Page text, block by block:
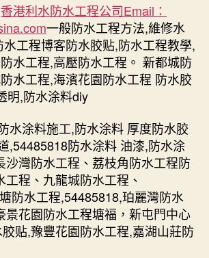
香港利水防水工程公司Email：
一般防水工程方法,維修水
工程博客防水胶贴,防水工程教學,
水工程,高壓防水工程。 新都城防
水工程,海濱花園防水工程 防水胶
明,防水涂料diy
水涂料施工,防水涂料 厚度防水胶
,54485818防水涂料 油漆,防水涂
沙灣防水工程、荔枝角防水工程防
程、九龍城防水工程、
防水工程,54485818,珀麗灣防水
景花園防水工程塘福，新屯門中心
贴,豫豐花園防水工程,嘉湖山莊防